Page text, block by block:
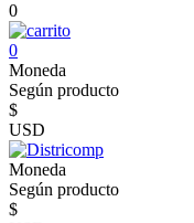
0
0
Moneda
Según producto
$
USD
Moneda
Según producto
$